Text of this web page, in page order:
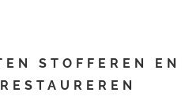
STOFFEREN EN